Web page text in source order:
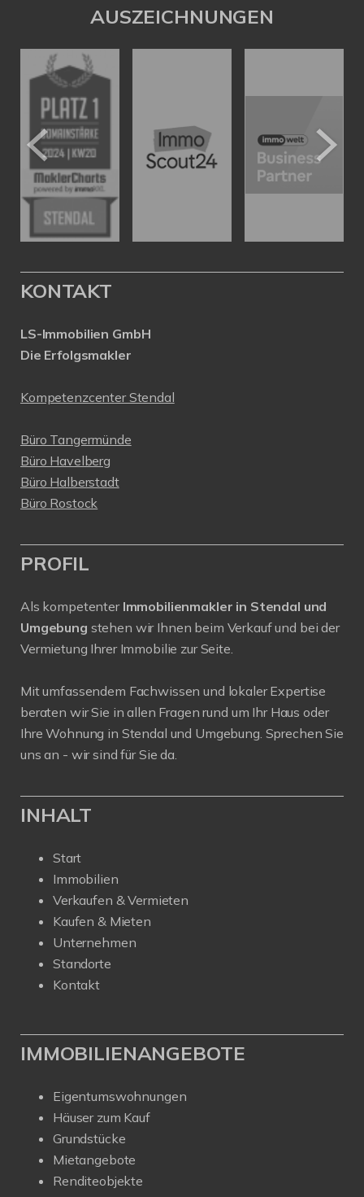
AUSZEICHNUNGEN
KONTAKT
LS-Immobilien GmbH
Die Erfolgsmakler
Kompetenzcenter Stendal
Büro Tangermünde
Büro Havelberg
Büro Halberstadt
Büro Rostock
PROFIL
Als kompetenter Immobilienmakler in Stendal und
Umgebung stehen wir Ihnen beim Verkauf und bei der
Vermietung Ihrer Immobilie zur Seite.
Mit umfassendem Fachwissen und lokaler Expertise
beraten wir Sie in allen Fragen rund um Ihr Haus oder
Ihre Wohnung in Stendal und Umgebung. Sprechen Sie
uns an - wir sind für Sie da.
INHALT
Start
Immobilien
Verkaufen & Vermieten
Kaufen & Mieten
Unternehmen
Standorte
Kontakt
IMMOBILIENANGEBOTE
Eigentumswohnungen
Häuser zum Kauf
Grundstücke
Mietangebote
Renditeobjekte